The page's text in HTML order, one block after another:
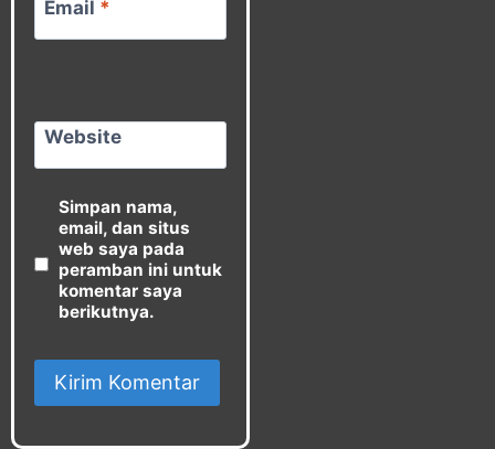
Email *
Website
Simpan nama,
email, dan situs
web saya pada
peramban ini untuk
komentar saya
berikutnya.